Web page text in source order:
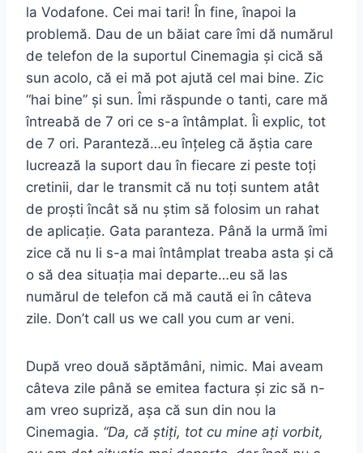
la Vodafone. Cei mai tari! În fine, înapoi la
problemă. Dau de un băiat care îmi dă numărul
de telefon de la suportul Cinemagia și cică să
sun acolo, că ei mă pot ajută cel mai bine. Zic
“hai bine” și sun. Îmi răspunde o tanti, care mă
întreabă de 7 ori ce s-a întâmplat. Îi explic, tot
de 7 ori. Paranteză…eu înțeleg că ăștia care
lucrează la suport dau în fiecare zi peste toți
cretinii, dar le transmit că nu toți suntem atât
de proști încât să nu știm să folosim un rahat
de aplicație. Gata paranteza. Până la urmă îmi
zice că nu li s-a mai întâmplat treaba asta și că
o să dea situația mai departe…eu să las
numărul de telefon că mă caută ei în câteva
zile. Don’t call us we call you cum ar veni.
După vreo două săptămâni, nimic. Mai aveam
câteva zile până se emitea factura și zic să n-
am vreo supriză, așa că sun din nou la
Cinemagia. “Da, că știți, tot cu mine ați vorbit,